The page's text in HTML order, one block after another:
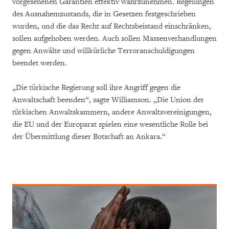
des Ausnahemzustands, die in Gesetzen festgeschrieben
wurden, und die das Recht auf Rechtsbeistand einschränken,
sollen aufgehoben werden. Auch sollen Massenverhandlungen
gegen Anwälte und willkürliche Terroranschuldigungen
beendet werden.
„Die türkische Regierung soll ihre Angriff gegen die
Anwaltschaft beenden“, sagte Williamson. „Die Union der
türkischen Anwaltskammern, andere Anwaltsvereinigungen,
die EU und der Europarat spielen eine wesentliche Rolle bei
der Übermittlung dieser Botschaft an Ankara.“